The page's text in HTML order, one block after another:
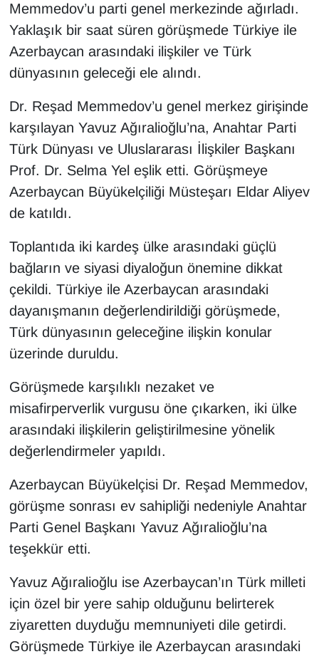
Memmedov’u parti genel merkezinde ağırladı.
Yaklaşık bir saat süren görüşmede Türkiye ile
Azerbaycan arasındaki ilişkiler ve Türk
dünyasının geleceği ele alındı.
Dr. Reşad Memmedov’u genel merkez girişinde
karşılayan Yavuz Ağıralioğlu’na, Anahtar Parti
Türk Dünyası ve Uluslararası İlişkiler Başkanı
Prof. Dr. Selma Yel eşlik etti. Görüşmeye
Azerbaycan Büyükelçiliği Müsteşarı Eldar Aliyev
de katıldı.
Toplantıda iki kardeş ülke arasındaki güçlü
bağların ve siyasi diyaloğun önemine dikkat
çekildi. Türkiye ile Azerbaycan arasındaki
dayanışmanın değerlendirildiği görüşmede,
Türk dünyasının geleceğine ilişkin konular
üzerinde duruldu.
Görüşmede karşılıklı nezaket ve
misafirperverlik vurgusu öne çıkarken, iki ülke
arasındaki ilişkilerin geliştirilmesine yönelik
değerlendirmeler yapıldı.
Azerbaycan Büyükelçisi Dr. Reşad Memmedov,
görüşme sonrası ev sahipliği nedeniyle Anahtar
Parti Genel Başkanı Yavuz Ağıralioğlu’na
teşekkür etti.
Yavuz Ağıralioğlu ise Azerbaycan’ın Türk milleti
için özel bir yere sahip olduğunu belirterek
ziyaretten duyduğu memnuniyeti dile getirdi.
Görüşmede Türkiye ile Azerbaycan arasındaki